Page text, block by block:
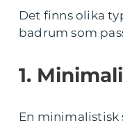
Det finns olika
badrum som
1.
En minimalistisk